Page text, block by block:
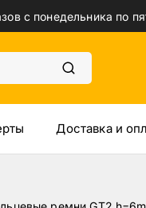
с понедельника по
Доставка и